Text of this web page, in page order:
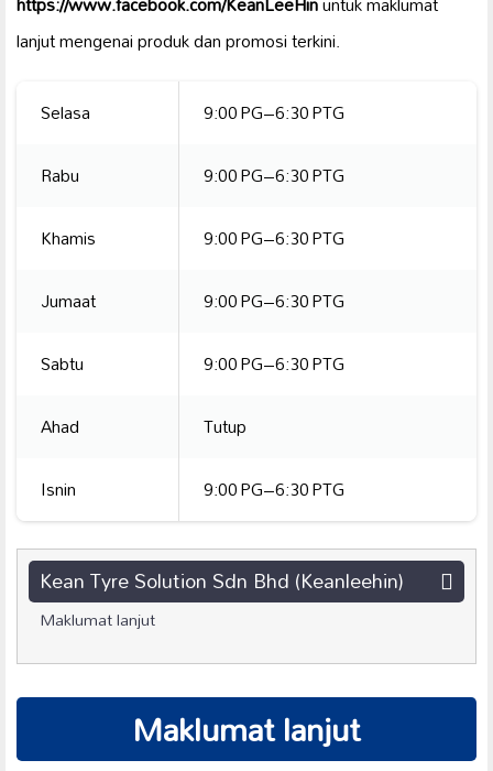
lanjut mengenai produk dan promosi terkini.
Selasa
9:00 PG–6:30 PTG
Rabu
9:00 PG–6:30 PTG
Khamis
9:00 PG–6:30 PTG
Jumaat
9:00 PG–6:30 PTG
Sabtu
9:00 PG–6:30 PTG
Ahad
Tutup
Isnin
9:00 PG–6:30 PTG
Kean Tyre Solution Sdn Bhd (Keanleehin)
Maklumat lanjut
Maklumat lanjut